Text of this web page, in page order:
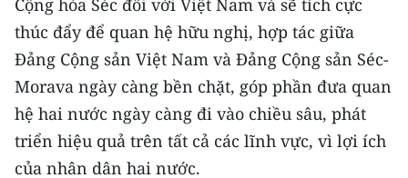
MUA BÁO
ĐỌC BÁO IN
ENGLISH
中文
Cộng hòa Séc đối với Việt Nam và sẽ tích cực
thúc đẩy để quan hệ hữu nghị, hợp tác giữa
Đảng Cộng sản Việt Nam và Đảng Cộng sản Séc-
Morava ngày càng bền chặt, góp phần đưa quan
hệ hai nước ngày càng đi vào chiều sâu, phát
triển hiệu quả trên tất cả các lĩnh vực, vì lợi ích
của nhân dân hai nước.